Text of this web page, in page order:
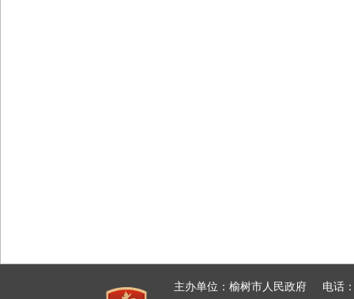
主办单位：榆树市人民政府
电话